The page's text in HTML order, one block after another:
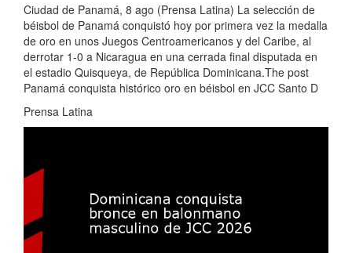
Ciudad de Panamá, 8 ago (Prensa Latina) La selección de
béisbol de Panamá conquistó hoy por primera vez la medalla
de oro en unos Juegos Centroamericanos y del Caribe, al
derrotar 1-0 a Nicaragua en una cerrada final disputada en
el estadio Quisqueya, de República Dominicana.The post
Panamá conquista histórico oro en béisbol en JCC Santo D
Prensa Latina